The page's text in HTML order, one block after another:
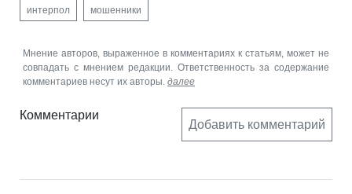
интерпол мошенники
Мнение авторов, выраженное в комментариях к статьям, может не
совпадать с мнением редакции. Ответственность за содержание
комментариев несут их авторы. далее
Комментарии
Добавить комментарий